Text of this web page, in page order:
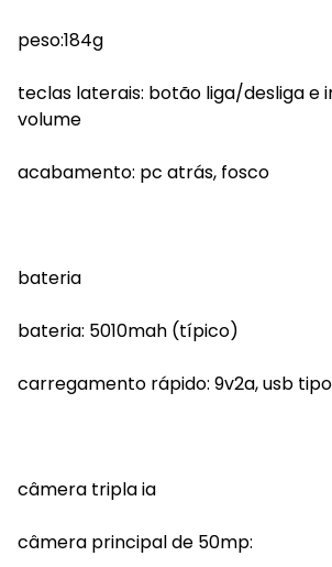
peso:184g
teclas laterais: botão liga/desliga e
volume
acabamento: pc atrás, fosco
bateria
bateria: 5010mah (típico)
carregamento rápido: 9v2a, usb
câmera tripla ia
câmera principal de 50mp: